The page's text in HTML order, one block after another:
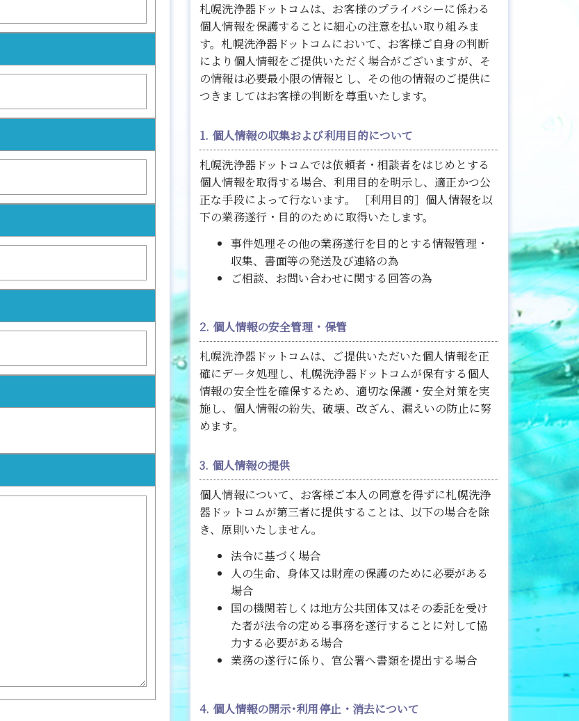
札幌洗浄器ドットコムは、お客様のプライバシーに係わる
個人情報を保護することに細心の注意を払い取り組みま
す。札幌洗浄器ドットコムにおいて、お客様ご自身の判断
により個人情報をご提供いただく場合がございますが、そ
の情報は必要最小限の情報とし、その他の情報のご提供に
つきましてはお客様の判断を尊重いたします。
1. 個人情報の収集および利用目的について
札幌洗浄器ドットコムでは依頼者・相談者をはじめとする
個人情報を取得する場合、利用目的を明示し、適正かつ公
正な手段によって行ないます。 ［利用目的］個人情報を以
下の業務遂行・目的のために取得いたします。
事件処理その他の業務遂行を目的とする情報管理・
収集、書面等の発送及び連絡の為
ご相談、お問い合わせに関する回答の為
2. 個人情報の安全管理・保管
札幌洗浄器ドットコムは、ご提供いただいた個人情報を正
確にデータ処理し、札幌洗浄器ドットコムが保有する個人
情報の安全性を確保するため、適切な保護・安全対策を実
施し、個人情報の紛失、破壊、改ざん、漏えいの防止に努
めます。
3. 個人情報の提供
個人情報について、お客様ご本人の同意を得ずに札幌洗浄
器ドットコムが第三者に提供することは、以下の場合を除
き、原則いたしません。
法令に基づく場合
人の生命、身体又は財産の保護のために必要がある
場合
国の機関若しくは地方公共団体又はその委託を受け
た者が法令の定める事務を遂行することに対して協
力する必要がある場合
業務の遂行に係り、官公署へ書類を提出する場合
4. 個人情報の開示･利用停止・消去について